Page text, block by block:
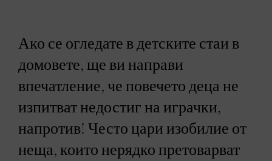
Ако се огледате в детските стаи в
домовете, ще ви направи
впечатление, че повечето деца не
изпитват недостиг на играчки,
напротив! Често цари изобилие от
неща, които нерядко претоварват